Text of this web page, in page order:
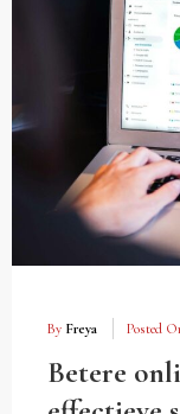
By Freya Posted
Betere